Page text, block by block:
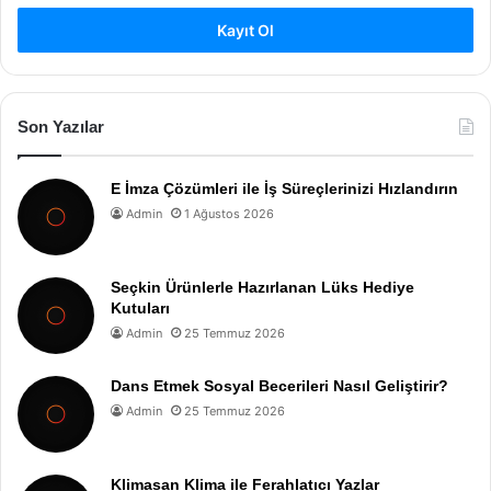
Kayıt Ol
Son Yazılar
E İmza Çözümleri ile İş Süreçlerinizi Hızlandırın
Admin 1 Ağustos 2026
Seçkin Ürünlerle Hazırlanan Lüks Hediye
Kutuları
Admin 25 Temmuz 2026
Dans Etmek Sosyal Becerileri Nasıl Geliştirir?
Admin 25 Temmuz 2026
Klimasan Klima ile Ferahlatıcı Yazlar